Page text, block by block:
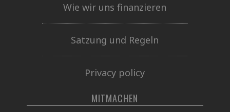
Wie wir uns finanzieren
Satzung und Regeln
Privacy policy
MITMACHEN